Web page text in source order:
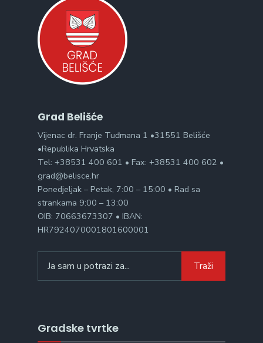
Grad Belišće
Vijenac dr. Franje Tuđmana 1 •31551 Belišće
•Republika Hrvatska
Tel: +38531 400 601 • Fax: +38531 400 602 •
grad@belisce.hr
Ponedjeljak – Petak, 7:00 – 15:00 • Rad sa
strankama 9:00 – 13:00
OIB: 70663673307 • IBAN:
HR7924070001801600001
for:
Traži
Gradske tvrtke